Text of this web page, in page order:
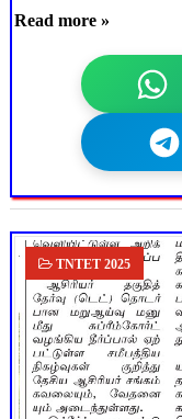
Read more »
TNTET 2025